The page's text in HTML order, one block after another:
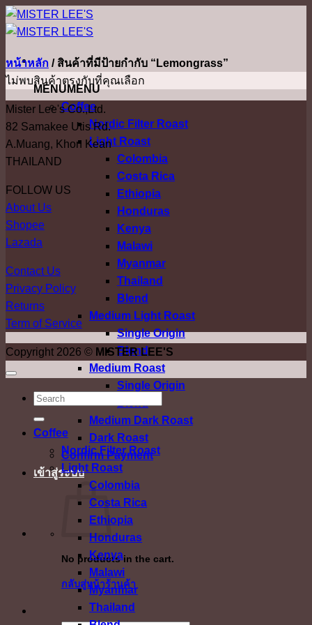
ข้าม
ไป
เนื้อหา
MENUMENU
Coffee
Nordic Filter Roast
Light Roast
Colombia
Costa Rica
Ethiopia
Honduras
Kenya
Malawi
Myanmar
Thailand
Blend
Medium Light Roast
Single Origin
Blend
Medium Roast
Single Origin
Blend
Medium Dark Roast
Dark Roast
Confirm Payment
เข้าสู่ระบบ
No products in the cart.
กลับสู่หน้าร้านค้า
หน้าหลัก /สินค้าที่มีป้ายกำกับ “Lemongrass”
ไม่พบสินค้าตรงกับที่คุณเลือก
Mister Lee's Co.,Ltd.
82 Samakee Utis Rd.
A.Muang, Khon Kean
THAILAND
FOLLOW US
About Us
Shopee
Lazada
Contact Us
Privacy Policy
Returns
Term of Service
Copyright 2026 © MISTER LEE'S
ค้นหา:
Coffee
Nordic Filter Roast
Light Roast
Colombia
Costa Rica
Ethiopia
Honduras
Kenya
Malawi
Myanmar
Thailand